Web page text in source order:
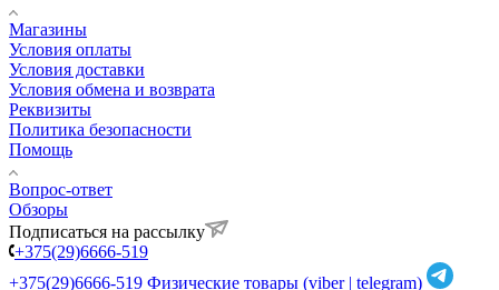
Магазины
Условия оплаты
Условия доставки
Условия обмена и возврата
Реквизиты
Политика безопасности
Помощь
Вопрос-ответ
Обзоры
Подписаться на рассылку
+375(29)6666-519
+375(29)6666-519 Физические товары (viber | telegram)